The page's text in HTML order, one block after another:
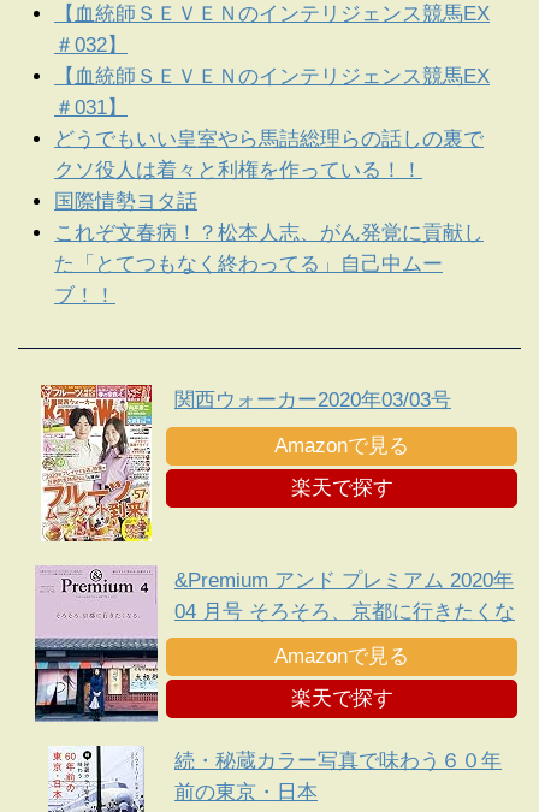
【血統師ＳＥＶＥＮのインテリジェンス競馬EX
＃032】
【血統師ＳＥＶＥＮのインテリジェンス競馬EX
＃031】
どうでもいい皇室やら馬詰総理らの話しの裏で
クソ役人は着々と利権を作っている！！
国際情勢ヨタ話
これぞ文春病！？松本人志、がん発覚に貢献し
た「とてつもなく終わってる」自己中ムー
ブ！！
関西ウォーカー2020年03/03号
Amazonで見る
楽天で探す
&Premium アンド プレミアム 2020年
04 月号 そろそろ、京都に行きたくな
る。
Amazonで見る
楽天で探す
続・秘蔵カラー写真で味わう６０年
前の東京・日本